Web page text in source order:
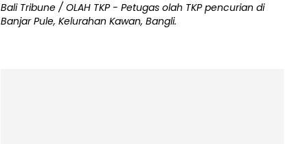
Bali Tribune / OLAH TKP - Petugas olah TKP pencurian di
Banjar Pule, Kelurahan Kawan, Bangli.